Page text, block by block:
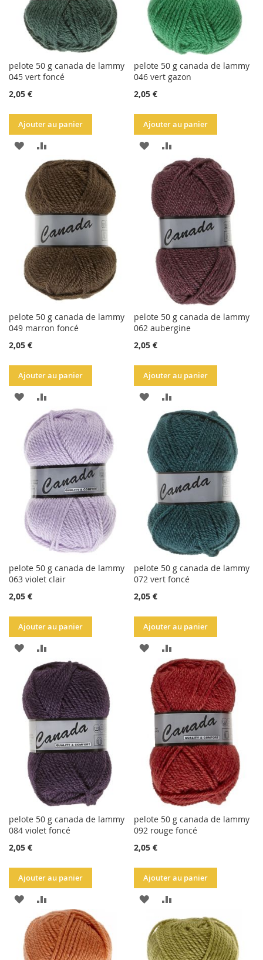
pelote 50 g canada de lammy
045 vert foncé
2,05 €
Ajouter au panier
AJOUTER
LA
LISTE
D'ACHATS
AU
COMPARATEUR
pelote 50 g canada de lammy
046 vert gazon
2,05 €
Ajouter au panier
AJOUTER
LA
LISTE
D'ACHATS
AU
COMPARATEUR
pelote 50 g canada de lammy
049 marron foncé
2,05 €
Ajouter au panier
AJOUTER
LA
LISTE
D'ACHATS
AU
COMPARATEUR
pelote 50 g canada de lammy
062 aubergine
2,05 €
Ajouter au panier
AJOUTER
LA
LISTE
D'ACHATS
AU
COMPARATEUR
pelote 50 g canada de lammy
063 violet clair
2,05 €
Ajouter au panier
AJOUTER
LA
LISTE
D'ACHATS
AU
COMPARATEUR
pelote 50 g canada de lammy
072 vert foncé
2,05 €
Ajouter au panier
AJOUTER
LA
LISTE
D'ACHATS
AU
COMPARATEUR
pelote 50 g canada de lammy
084 violet foncé
2,05 €
Ajouter au panier
AJOUTER
LA
AU
COMPARATEUR
pelote 50 g canada de lammy
092 rouge foncé
2,05 €
Ajouter au panier
AJOUTER
LA
AU
COMPARATEUR